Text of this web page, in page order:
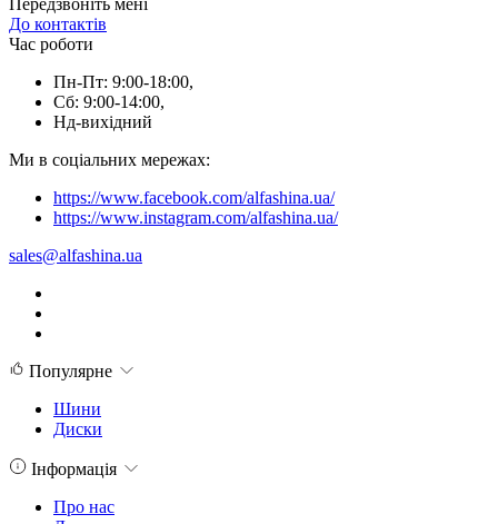
До контактів
Час роботи
Пн-Пт: 9:00-18:00,
Сб: 9:00-14:00,
Нд-вихідний
Ми в соціальних мережах:
https://www.facebook.com/alfashina.ua/
https://www.instagram.com/alfashina.ua/
sales@alfashina.ua
Популярне
Шини
Диски
Інформація
Про нас